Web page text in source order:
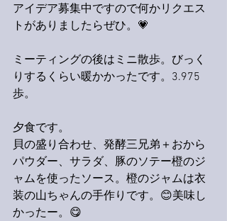
アイデア募集中ですので何かリクエス
トがありましたらぜひ。💗
ミーティングの後はミニ散歩。びっく
りするくらい暖かかったです。3.975
歩。
夕食です。
貝の盛り合わせ、発酵三兄弟＋おから
パウダー、サラダ、豚のソテー橙のジ
ャムを使ったソース。橙のジャムは衣
装の山ちゃんの手作りです。😊美味し
かったー。😋